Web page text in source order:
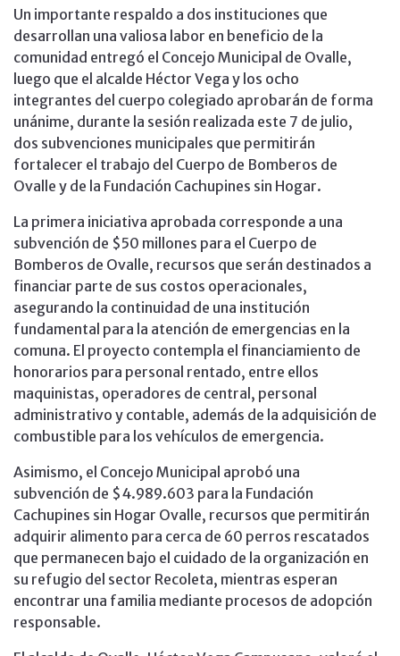
Un importante respaldo a dos instituciones que
desarrollan una valiosa labor en beneficio de la
comunidad entregó el Concejo Municipal de Ovalle,
luego que el alcalde Héctor Vega y los ocho
integrantes del cuerpo colegiado aprobarán de forma
unánime, durante la sesión realizada este 7 de julio,
dos subvenciones municipales que permitirán
fortalecer el trabajo del Cuerpo de Bomberos de
Ovalle y de la Fundación Cachupines sin Hogar.
La primera iniciativa aprobada corresponde a una
subvención de $50 millones para el Cuerpo de
Bomberos de Ovalle, recursos que serán destinados a
financiar parte de sus costos operacionales,
asegurando la continuidad de una institución
fundamental para la atención de emergencias en la
comuna. El proyecto contempla el financiamiento de
honorarios para personal rentado, entre ellos
maquinistas, operadores de central, personal
administrativo y contable, además de la adquisición de
combustible para los vehículos de emergencia.
Asimismo, el Concejo Municipal aprobó una
subvención de $4.989.603 para la Fundación
Cachupines sin Hogar Ovalle, recursos que permitirán
adquirir alimento para cerca de 60 perros rescatados
que permanecen bajo el cuidado de la organización en
su refugio del sector Recoleta, mientras esperan
encontrar una familia mediante procesos de adopción
responsable.